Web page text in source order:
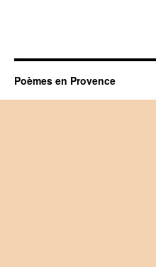
Poèmes en Provence